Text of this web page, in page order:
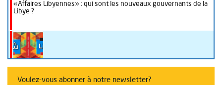
«Affaires Libyennes» : qui sont les nouveaux gouvernants de la
Libye ?
Voulez-vous abonner à notre newsletter?